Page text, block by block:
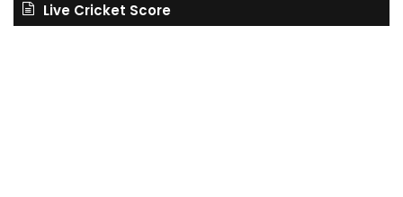
Live Cricket Score